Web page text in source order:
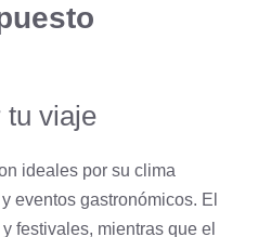
tu viaje
ideales por su clima
eventos gastronómicos. El
festivales, mientras que el